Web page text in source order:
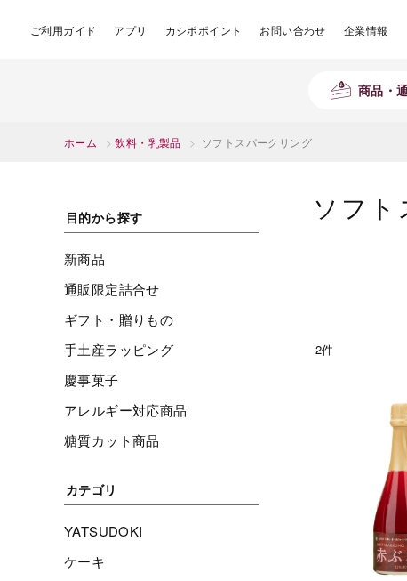
ご利用ガイド アプリ カシポポイント お問い合わせ 企業情報
商品・
ホーム >飲料・乳製品 > ソフトスパークリング
目的から探す
新商品
通販限定詰合せ
ギフト・贈りもの
手土産ラッピング
慶事菓子
アレルギー対応商品
糖質カット商品
カテゴリ
YATSUDOKI
ケーキ
ソフト
2件